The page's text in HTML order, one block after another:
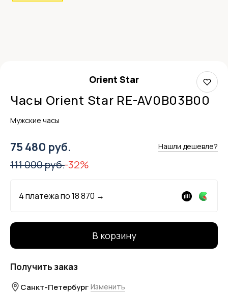
Orient Star
Часы Orient Star RE-AV0B03B00
Мужские часы
75 480 руб. Нашли дешевле?
111 000 руб.-32%
4 платежа по18 870 →
В корзину
Получить заказ
Санкт-Петербург Изменить